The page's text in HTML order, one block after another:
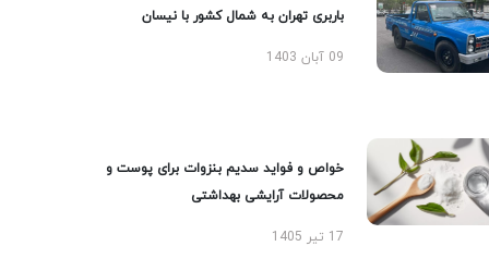
باربری تهران به شمال کشور با نیسان
09 آبان 1403
خواص و فواید سدیم بنزوات برای پوست و
محصولات آرایشی بهداشتی
17 تیر 1405